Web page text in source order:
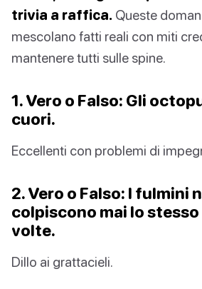
trivia a raffica. Queste
mescolano fatti reali con miti
mantenere tutti sulle spine.
1. Vero o Falso: Gli
cuori.
Eccellenti con problemi di
2. Vero o Falso: I fulmini
colpiscono mai lo
volte.
Dillo ai grattacieli.